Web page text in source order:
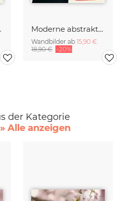
Moderne abstrakte Kunst
Wandbilder ab 15,90 €
18,90 € -20%
der Kategorie
» Alle anzeigen